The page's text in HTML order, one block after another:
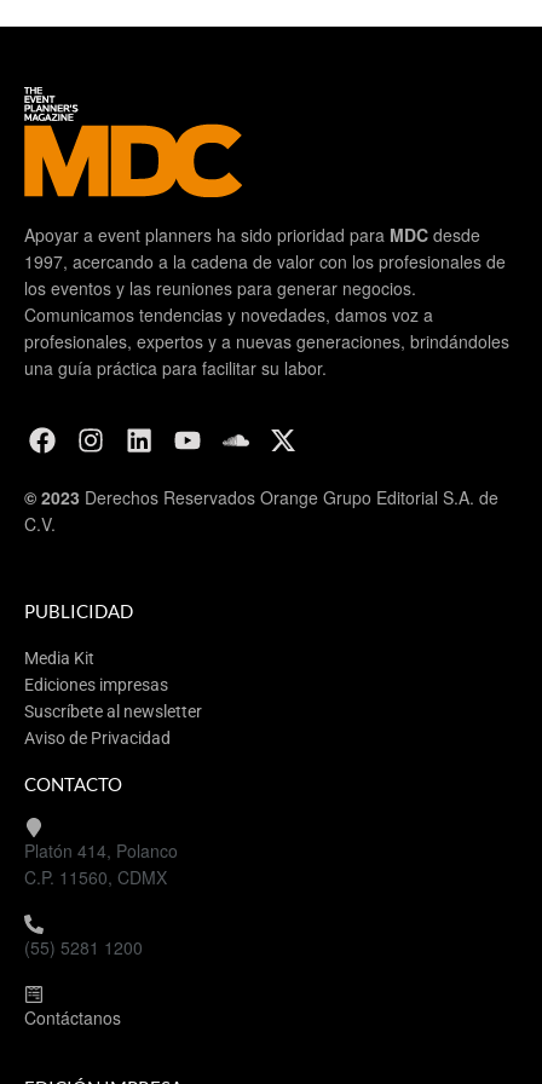
Apoyar a event planners ha sido prioridad para MDC desde
1997, acercando a la cadena de valor con los profesionales de
los eventos y las reuniones para generar negocios.
Comunicamos tendencias y novedades, damos voz a
profesionales, expertos y a nuevas generaciones, brindándoles
una guía práctica para facilitar su labor.
© 2023 Derechos Reservados Orange Grupo Editorial S.A. de
C.V.
PUBLICIDAD
Media Kit
Ediciones impresas
Suscríbete al newsletter
Aviso de Privacidad
CONTACTO
Platón 414, Polanco
C.P. 11560, CDMX
(55) 5281 1200
Contáctanos